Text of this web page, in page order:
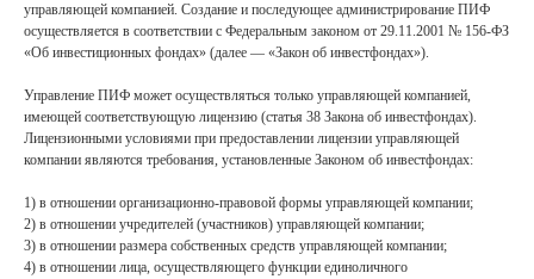
управляющей компанией. Создание и последующее администрирование ПИФ
осуществляется в соответствии с Федеральным законом от 29.11.2001 № 156-ФЗ
«Об инвестиционных фондах» (далее — «Закон об инвестфондах»).
Управление ПИФ может осуществляться только управляющей компанией,
имеющей соответствующую лицензию (статья 38 Закона об инвестфондах).
Лицензионными условиями при предоставлении лицензии управляющей
компании являются требования, установленные Законом об инвестфондах:
1) в отношении организационно-правовой формы управляющей компании;
2) в отношении учредителей (участников) управляющей компании;
3) в отношении размера собственных средств управляющей компании;
4) в отношении лица, осуществляющего функции единоличного